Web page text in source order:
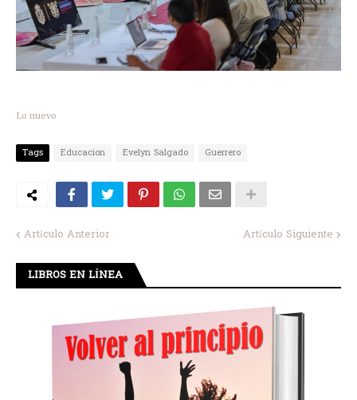
Lo nuevo
Tags Educacion Evelyn Salgado Guerrero
Artículo Anterior Artículo Siguiente
LIBROS EN LÍNEA